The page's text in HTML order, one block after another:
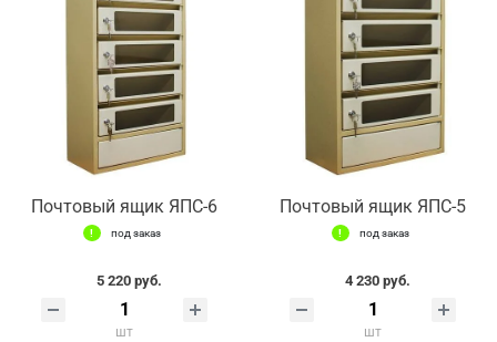
Почтовый ящик ЯПС-6
под заказ
5 220 руб.
шт
Почтовый ящик ЯПС-5
под заказ
4 230 руб.
шт